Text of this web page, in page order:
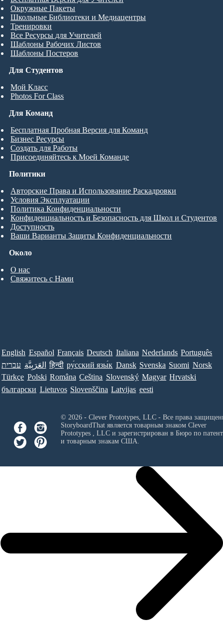
Для Студентов
Мой Класс
Photos For Class
Окружные Пакеты
Школьные Библиотеки и Медиацентры
Тренировки
Все Ресурсы для Учителей
Шаблоны Рабочих Листов
Шаблоны Постеров
Для Команд
Бесплатная Пробная Версия для Команд
Бизнес Ресурсы
Создать для Работы
Присоединяйтесь к Моей Команде
Около
О нас
Свяжитесь с Нами
Политики
Авторские Права и Использование Раскадровки
Условия Эксплуатации
Политика Конфиденциальности
Конфиденциальность и Безопасность для Школ и Студентов
Доступность
Ваши Варианты Защиты Конфиденциальности
English Español Français Deutsch Italiana Nederlands Português
עברית العَرَبِيَّة हिन्दी ру́сский язы́к Dansk Svenska Suomi Norsk
Türkçe Polski Româna Ceština Slovenský Magyar Hrvatski
български Lietuvos Slovenščina Latvijas eesti
© 2026 - Clever Prototypes, LLC - Все права
StoryboardThat является товарным знаком Clever
Prototypes , LLCи зарегистрирован в Бюро по
и товарным знакам США.